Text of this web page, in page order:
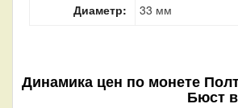
Диаметр:
33 мм
Динамика цен по монете
Бюст